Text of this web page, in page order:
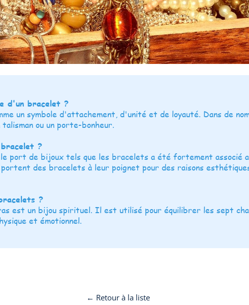
d'un bracelet ?
un symbole d'attachement, d'unité et de loyauté. Dans de
talisman ou un porte-bonheur.
?
le port de bijoux tels que les bracelets a été fortement associé
portent des bracelets à leur poignet pour des raisons
?
est un bijou spirituel. Il est utilisé pour équilibrer les sept
et émotionnel.
← Retour à la liste